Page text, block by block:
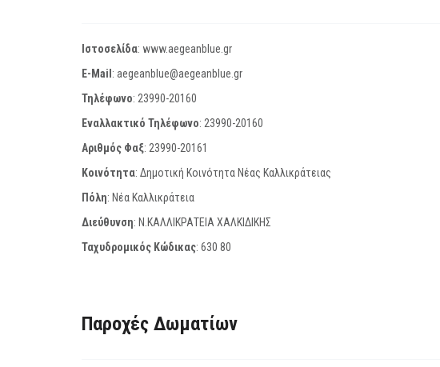
Ιστοσελίδα: www.aegeanblue.gr
E-Mail : aegeanblue@aegeanblue.gr
Τηλέφωνο: 23990-20160
Εναλλακτικό Τηλέφωνο: 23990-20160
Αριθμός Φαξ: 23990-20161
Κοινότητα: Δημοτική Κοινότητα Νέας Καλλικράτειας
Πόλη: Νέα Καλλικράτεια
Διεύθυνση: Ν.ΚΑΛΛΙΚΡΑΤΕΙΑ ΧΑΛΚΙΔΙΚΗΣ
Ταχυδρομικός Κώδικας: 630 80
Παροχές Δωματίων